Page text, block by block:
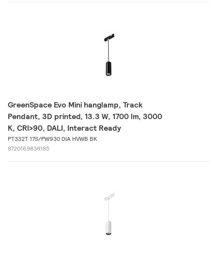
GreenSpace Evo Mini hanglamp, Track
Pendant, 3D printed, 13.3 W, 1700 lm, 3000
K, CRI>90, DALI, Interact Ready
PT332T 17S/PW930 DIA HVWB BK
8720169838185